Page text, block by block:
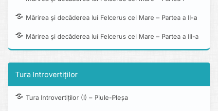
Mărirea și decăderea lui Felcerus cel Mare – Partea a II-a
Mărirea și decăderea lui Felcerus cel Mare – Partea a III-a
Tura Introvertiților
Tura Introvertiților (I) – Piule-Pleșa